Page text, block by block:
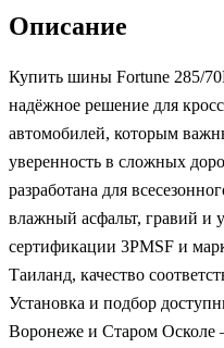
Описание
Купить шины Fortune 285/
надёжное решение для
автомобилей, которым
уверенность в сложных
разработана для
влажный асфальт, гравий и
сертификации 3PMSF и
Таиланд, качество
Установка и подбор
Воронеже и Старом Осколе